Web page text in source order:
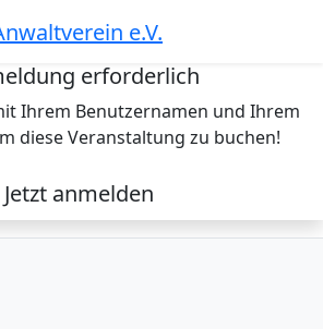
erforderlich
Ihrem Benutzernamen und Ihrem
diese Veranstaltung zu buchen!
Jetzt anmelden